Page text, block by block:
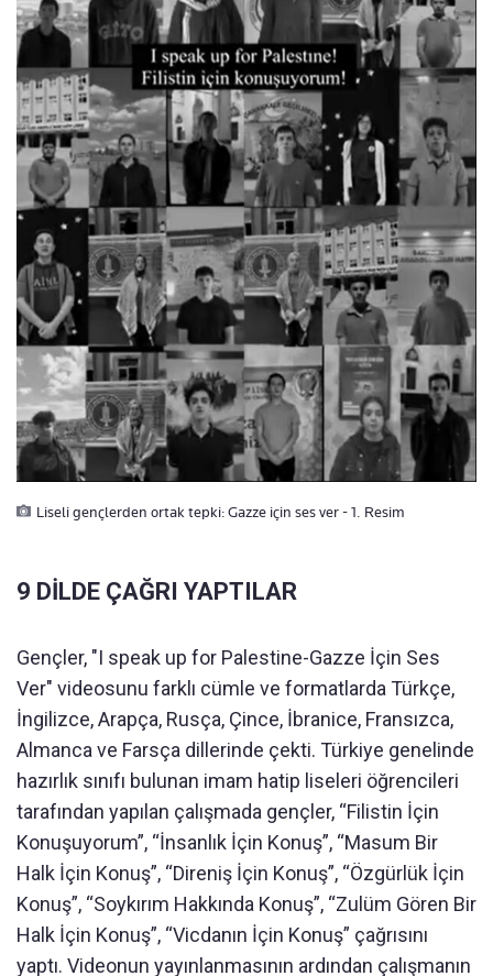
Liseli gençlerden ortak tepki: Gazze için ses ver - 1. Resim
9 DİLDE ÇAĞRI YAPTILAR
Gençler, "I speak up for Palestine-Gazze İçin Ses
Ver" videosunu farklı cümle ve formatlarda Türkçe,
İngilizce, Arapça, Rusça, Çince, İbranice, Fransızca,
Almanca ve Farsça dillerinde çekti. Türkiye genelinde
hazırlık sınıfı bulunan imam hatip liseleri öğrencileri
tarafından yapılan çalışmada gençler, “Filistin İçin
Konuşuyorum”, “İnsanlık İçin Konuş”, “Masum Bir
Halk İçin Konuş”, “Direniş İçin Konuş”, “Özgürlük İçin
Konuş”, “Soykırım Hakkında Konuş”, “Zulüm Gören Bir
Halk İçin Konuş”, “Vicdanın İçin Konuş” çağrısını
yaptı. Videonun yayınlanmasının ardından çalışmanın